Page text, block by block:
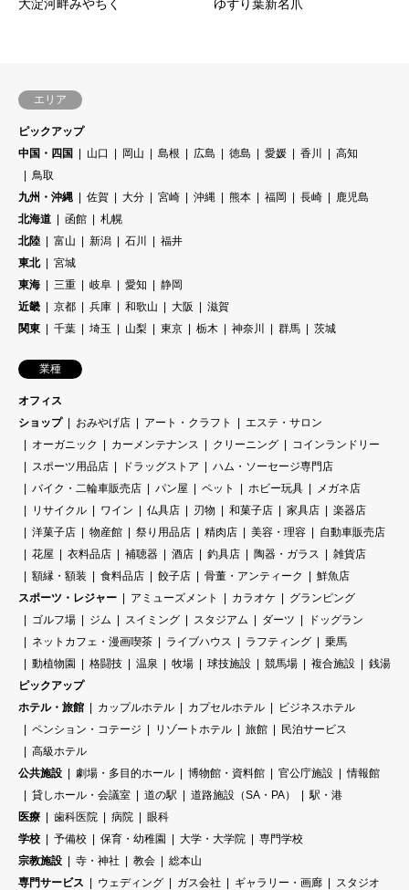
大淀河畔みやちく ゆずり葉新名爪
エリア
ピックアップ
中国・四国
山口 岡山 島根 広島 徳島 愛媛 香川
高知
鳥取
九州・沖縄
佐賀 大分 宮崎 沖縄 熊本 福岡 長崎
鹿児島
北海道
函館
札幌
北陸
富山 新潟 石川
福井
東北
宮城
東海
三重 岐阜 愛知
静岡
近畿
京都 兵庫 和歌山 大阪
滋賀
関東
千葉 埼玉 山梨 東京 栃木 神奈川 群馬 茨城
業種
オフィス
ショップ
おみやげ店 アート・クラフト
エステ・サロン
オーガニック
カーメンテナンス クリーニング
コインランドリー
スポーツ用品店
ドラッグストア
ハム・ソーセージ専門店
バイク・二輪車販売店
パン屋 ペット ホビー玩具
メガネ店
リサイクル
ワイン 仏具店 刃物 和菓子店 家具店
楽器店
洋菓子店
物産館 祭り用品店 精肉店 美容・理容
自動車販売店
花屋
衣料品店 補聴器 酒店 釣具店 陶器・ガラス
雑貨店
額縁・額装
食料品店 餃子店 骨董・アンティーク
鮮魚店
スポーツ・レジャー
アミューズメント カラオケ
グランピング
ゴルフ場
ジム スイミング スタジアム ダーツ
ドッグラン
ネットカフェ・漫画喫茶
ライブハウス ラフティング
乗馬
動植物園
格闘技 温泉 牧場 球技施設 競馬場 複合施設
銭湯
ピックアップ
ホテル・旅館
カップルホテル カプセルホテル
ビジネスホテル
ペンション・コテージ
リゾートホテル 旅館
民泊サービス
高級ホテル
公共施設
劇場・多目的ホール 博物館・資料館 官公庁施設
情報館
貸しホール・会議室
道の駅 道路施設（SA・PA）
駅・港
医療
歯科医院 病院
眼科
学校
予備校 保育・幼稚園 大学・大学院
専門学校
宗教施設
寺・神社 教会
総本山
専門サービス
ウェディング ガス会社 ギャラリー・画廊
スタジオ